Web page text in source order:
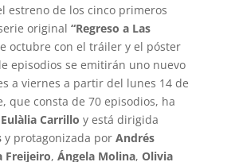
estreno de los cinco primeros
original “Regreso a Las
octubre con el tráiler y el póster
episodios se emitirán uno nuevo
a viernes a partir del lunes 14 de
que consta de 70 episodios, ha
Eulàlia Carrillo y está dirigida
y protagonizada por Andrés
Freijeiro, Ángela Molina, Olivia